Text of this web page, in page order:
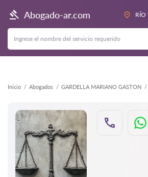
Abogado-ar.com RÍO
Inicio Abogados GARDELLA MARIANO GASTON
Atrás